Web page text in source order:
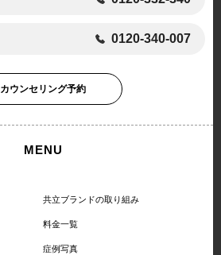
0120-340-007
カウンセリング予約
MENU
共立ブランドの取り組み
料金一覧
症例写真